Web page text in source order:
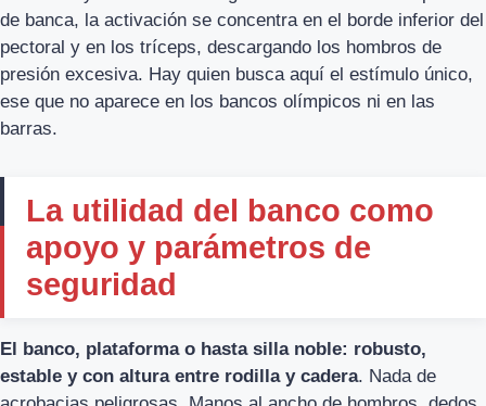
de banca, la activación se concentra en el borde inferior del
pectoral y en los tríceps, descargando los hombros de
presión excesiva. Hay quien busca aquí el estímulo único,
ese que no aparece en los bancos olímpicos ni en las
barras.
La utilidad del banco como
apoyo y parámetros de
seguridad
El banco, plataforma o hasta silla noble: robusto,
estable y con altura entre rodilla y cadera. Nada de